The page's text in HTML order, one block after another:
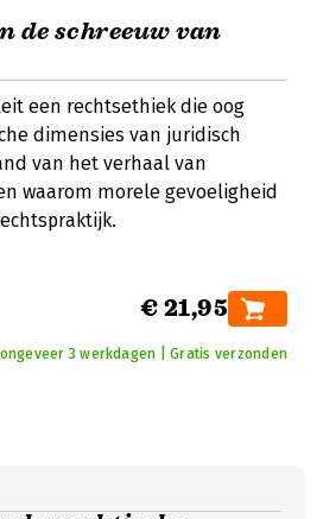
de schreeuw van
een rechtsethiek die oog
dimensies van juridisch
van het verhaal van
waarom morele gevoeligheid
€ 21,95
3 werkdagen | Gratis verzonden